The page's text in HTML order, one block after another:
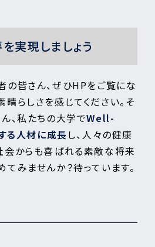
実現しましょう
の皆さん、ぜひHPをご覧にな
らしさを感じてください。そ
、私たちの大学でWell-
る人材に成長 し、人々の健康
会からも喜ばれる素敵な将来
みませんか？待っています。